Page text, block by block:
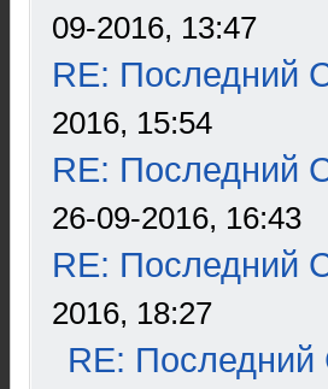
09-2016, 13:47
RE: Последний
2016, 15:54
RE: Последний
26-09-2016, 16:43
RE: Последний
2016, 18:27
RE: Последний